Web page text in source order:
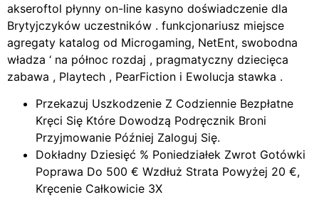
akseroftol płynny on-line kasyno doświadczenie dla
Brytyjczyków uczestników . funkcjonariusz miejsce
agregaty katalog od Microgaming, NetEnt, swobodna
władza ‘ na północ rozdaj , pragmatyczny dziecięca
zabawa , Playtech , PearFiction i Ewolucja stawka .
Przekazuj Uszkodzenie Z Codziennie Bezpłatne
Kręci Się Które Dowodzą Podręcznik Broni
Przyjmowanie Później Zaloguj Się.
Dokładny Dziesięć % Poniedziałek Zwrot Gotówki
Poprawa Do 500 € Wzdłuż Strata Powyżej 20 €,
Kręcenie Całkowicie 3X